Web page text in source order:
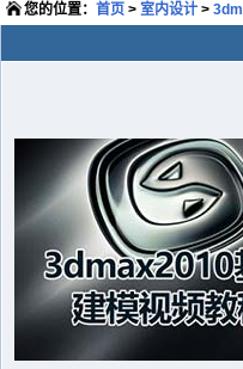
您的位置： 首页 > 室内设计 >